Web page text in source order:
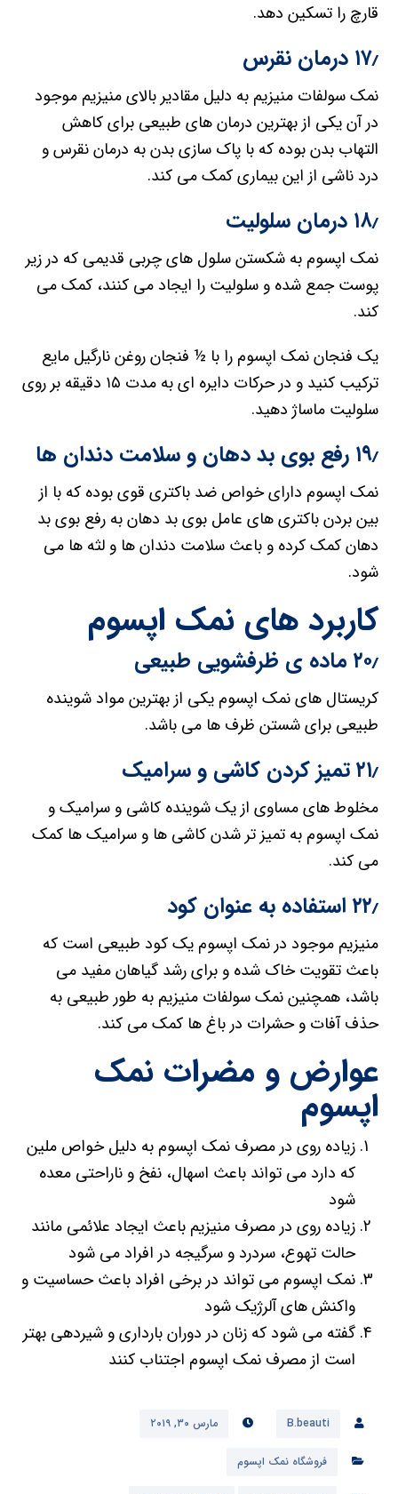
قارچ را تسکین دهد.
۱۷٫ درمان نقرس
نمک سولفات منیزیم به دلیل مقادیر بالای منیزیم موجود
در آن یکی از بهترین درمان های طبیعی برای کاهش
التهاب بدن بوده که با پاک سازی بدن به درمان نقرس و
درد ناشی از این بیماری کمک می کند.
۱۸٫ درمان سلولیت
نمک اپسوم به شکستن سلول های چربی قدیمی که در زیر
پوست جمع شده و سلولیت را ایجاد می کنند، کمک می
کند.
یک فنجان نمک اپسوم را با ½ فنجان روغن نارگیل مایع
ترکیب کنید و در حرکات دایره ای به مدت ۱۵ دقیقه بر روی
سلولیت ماساژ دهید.
۱۹٫ رفع بوی بد دهان و سلامت دندان ها
نمک اپسوم دارای خواص ضد باکتری قوی بوده که با از
بین بردن باکتری های عامل بوی بد دهان به رفع بوی بد
دهان کمک کرده و باعث سلامت دندان ها و لثه ها می
شود.
کاربرد های نمک اپسوم
۲۰٫ ماده ی ظرفشویی طبیعی
کریستال های نمک اپسوم یکی از بهترین مواد شوینده
طبیعی برای شستن ظرف ها می باشد.
۲۱٫ تمیز کردن کاشی و سرامیک
مخلوط های مساوی از یک شوینده کاشی و سرامیک و
نمک اپسوم به تمیز تر شدن کاشی ها و سرامیک ها کمک
می کند.
۲۲٫ استفاده به عنوان کود
منیزیم موجود در نمک اپسوم یک کود طبیعی است که
باعث تقویت خاک شده و برای رشد گیاهان مفید می
باشد، همچنین نمک سولفات منیزیم به طور طبیعی به
حذف آفات و حشرات در باغ ها کمک می کند.
عوارض و مضرات نمک
اپسوم
زیاده روی در مصرف نمک اپسوم به دلیل خواص ملین
که دارد می تواند باعث اسهال، نفخ و ناراحتی معده
شود
زیاده روی در مصرف منیزیم باعث ایجاد علائمی مانند
حالت تهوع، سردرد و سرگیجه در افراد می شود
نمک اپسوم می تواند در برخی افراد باعث حساسیت و
واکنش های آلرژیک شود
گفته می شود که زنان در دوران بارداری و شیردهی بهتر
است از مصرف نمک اپسوم اجتناب کنند
B.beauti مارس ۳۰, ۲۰۱۹
فروشگاه نمک اپسوم